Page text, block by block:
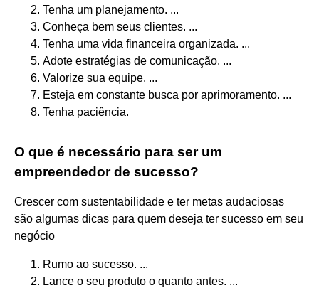
Tenha um planejamento. ...
Conheça bem seus clientes. ...
Tenha uma vida financeira organizada. ...
Adote estratégias de comunicação. ...
Valorize sua equipe. ...
Esteja em constante busca por aprimoramento. ...
Tenha paciência.
O que é necessário para ser um
empreendedor de sucesso?
Crescer com sustentabilidade e ter metas audaciosas
são algumas dicas para quem deseja ter sucesso em seu
negócio
Rumo ao sucesso. ...
Lance o seu produto o quanto antes. ...